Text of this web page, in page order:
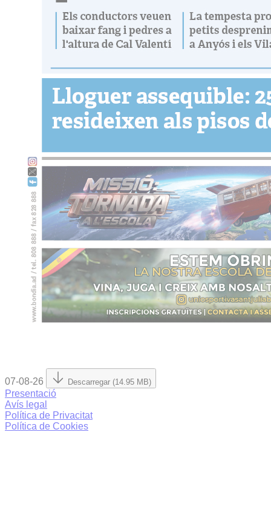
07-08-26 Descarregar (14.95 MB)
Presentació
Avís legal
Política de Privacitat
Política de Cookies